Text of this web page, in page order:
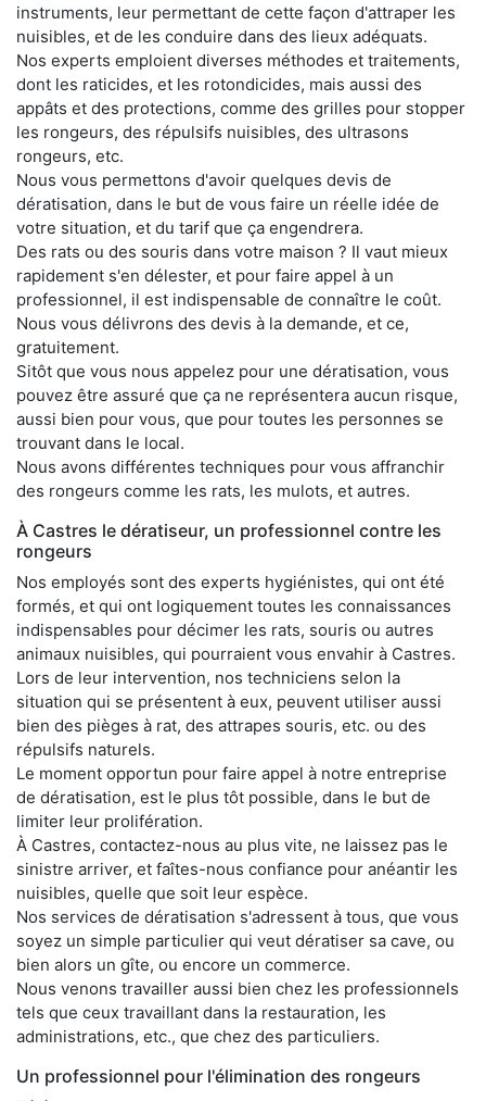
instruments, leur permettant de cette façon d'attraper les
nuisibles, et de les conduire dans des lieux adéquats.
Nos experts emploient diverses méthodes et traitements,
dont les raticides, et les rotondicides, mais aussi des
appâts et des protections, comme des grilles pour stopper
les rongeurs, des répulsifs nuisibles, des ultrasons
rongeurs, etc.
Nous vous permettons d'avoir quelques devis de
dératisation, dans le but de vous faire un réelle idée de
votre situation, et du tarif que ça engendrera.
Des rats ou des souris dans votre maison ? Il vaut mieux
rapidement s'en délester, et pour faire appel à un
professionnel, il est indispensable de connaître le coût.
Nous vous délivrons des devis à la demande, et ce,
gratuitement.
Sitôt que vous nous appelez pour une dératisation, vous
pouvez être assuré que ça ne représentera aucun risque,
aussi bien pour vous, que pour toutes les personnes se
trouvant dans le local.
Nous avons différentes techniques pour vous affranchir
des rongeurs comme les rats, les mulots, et autres.
À Castres le dératiseur, un professionnel contre les
rongeurs
Nos employés sont des experts hygiénistes, qui ont été
formés, et qui ont logiquement toutes les connaissances
indispensables pour décimer les rats, souris ou autres
animaux nuisibles, qui pourraient vous envahir à Castres.
Lors de leur intervention, nos techniciens selon la
situation qui se présentent à eux, peuvent utiliser aussi
bien des pièges à rat, des attrapes souris, etc. ou des
répulsifs naturels.
Le moment opportun pour faire appel à notre entreprise
de dératisation, est le plus tôt possible, dans le but de
limiter leur prolifération.
À Castres, contactez-nous au plus vite, ne laissez pas le
sinistre arriver, et faîtes-nous confiance pour anéantir les
nuisibles, quelle que soit leur espèce.
Nos services de dératisation s'adressent à tous, que vous
soyez un simple particulier qui veut dératiser sa cave, ou
bien alors un gîte, ou encore un commerce.
Nous venons travailler aussi bien chez les professionnels
tels que ceux travaillant dans la restauration, les
administrations, etc., que chez des particuliers.
Un professionnel pour l'élimination des rongeurs